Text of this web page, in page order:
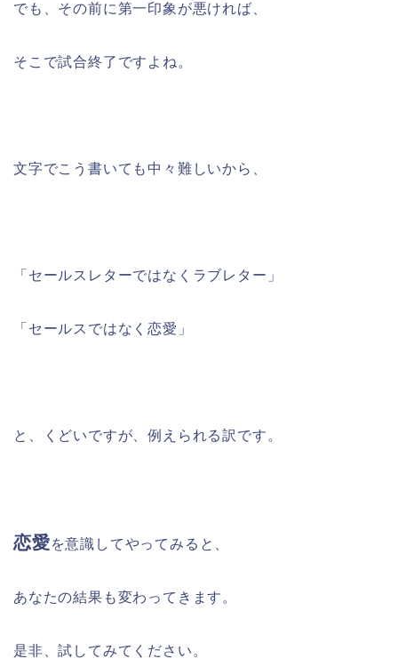
でも、その前に第一印象が悪ければ、
そこで試合終了ですよね。
文字でこう書いても中々難しいから、
「セールスレターではなくラブレター」
「セールスではなく恋愛」
と、くどいですが、例えられる訳です。
恋愛を意識してやってみると、
あなたの結果も変わってきます。
是非、試してみてください。